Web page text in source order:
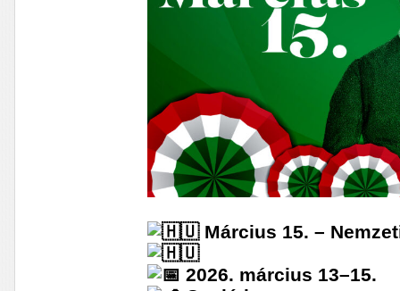
Március 15. –
2026. március 13–15.